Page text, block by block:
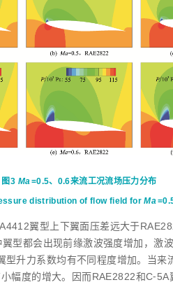
图3 Ma=0.5、0.6来流工况流场压力分布
distribution of flow field forMa
翼型上下翼面压差远大于
型都会出现前缘激波强度增加，激
型升力系数均有不同程度增加。当来
幅度的增大。因而RAE2822和C⁃5A